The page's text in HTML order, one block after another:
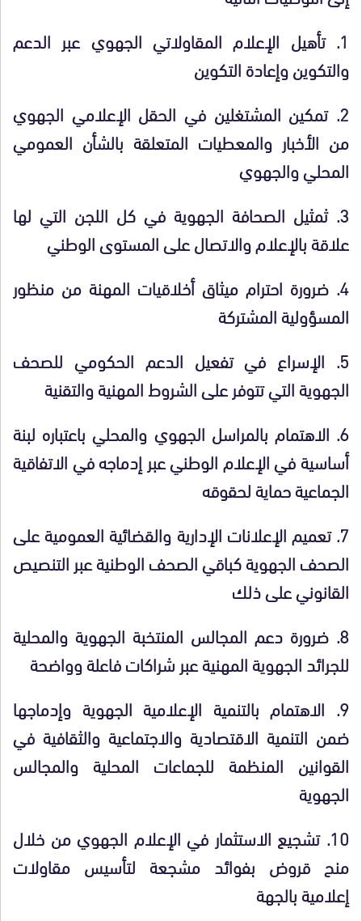
1. تأهيل الإعلام المقاولاتي الجهوي عبر الدعم
والتكوين وإعادة التكوين
2. تمكين المشتغلين في الحقل الإعلامي الجهوي
من الأخبار والمعطيات المتعلقة بالشأن العمومي
المحلي والجهوي
3. ثمثيل الصحافة الجهوية في كل اللجن التي لها
علاقة بالإعلام والاتصال على المستوى الوطني
4. ضرورة احترام ميثاق أخلاقيات المهنة من منظور
المسؤولية المشتركة
5. الإسراع في تفعيل الدعم الحكومي للصحف
الجهوية التي تتوفر على الشروط المهنية والتقنية
6. الاهتمام بالمراسل الجهوي والمحلي باعتباره لبنة
أساسية في الإعلام الوطني عبر إدماجه في الاتفاقية
الجماعية حماية لحقوقه
7. تعميم الإعلانات الإدارية والقضائية العمومية على
الصحف الجهوية كباقي الصحف الوطنية عبر التنصيص
القانوني على ذلك
8. ضرورة دعم المجالس المنتخبة الجهوية والمحلية
للجرائد الجهوية المهنية عبر شراكات فاعلة وواضحة
9. الاهتمام بالتنمية الإعلامية الجهوية وإدماجها
ضمن التنمية الاقتصادية والاجتماعية والثقافية في
القوانين المنظمة للجماعات المحلية والمجالس
الجهوية
10. تشجيع الاستثمار في الإعلام الجهوي من خلال
منح قروض بفوائد مشجعة لتأسيس مقاولات
إعلامية بالجهة